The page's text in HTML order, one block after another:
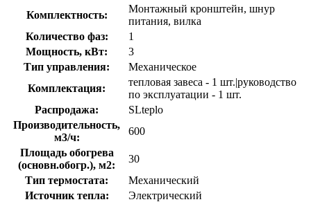
Комплектность:
Монтажный кронштейн, шнур
питания, вилка
Количество фаз:
1
Мощность, кВт:
3
Тип управления:
Механическое
Комплектация:
тепловая завеса - 1 шт.|руководство
по эксплуатации - 1 шт.
Распродажа:
SLteplo
Производительность,
м3/ч:
600
Площадь обогрева
(основн.обогр.), м2:
30
Тип термостата:
Механический
Источник тепла:
Электрический